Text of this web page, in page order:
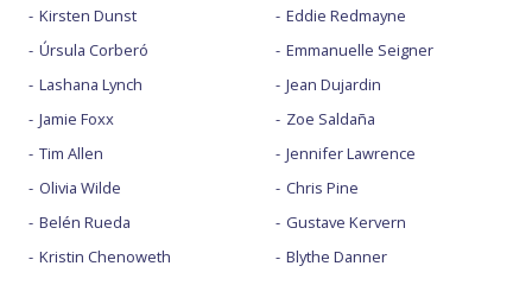
Kirsten Dunst
Úrsula Corberó
Lashana Lynch
Jamie Foxx
Tim Allen
Olivia Wilde
Belén Rueda
Kristin Chenoweth
Eddie Redmayne
Emmanuelle Seigner
Jean Dujardin
Zoe Saldaña
Jennifer Lawrence
Chris Pine
Gustave Kervern
Blythe Danner